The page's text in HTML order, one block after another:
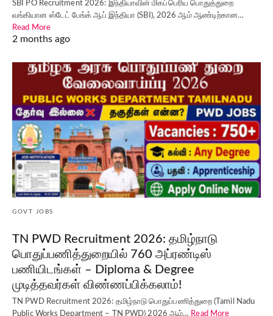
SBI PO Recruitment 2026: இந்தியாவின் மிகப்பெரிய பொதுத்துறை
வங்கியான ஸ்டேட் பேங்க் ஆப் இந்தியா (SBI), 2026 ஆம் ஆண்டிற்கான…
Read More
2 months ago
GOVT JOBS
TN PWD Recruitment 2026: தமிழ்நாடு
பொதுப்பணித்துறையில் 760 அப்ரண்டிஸ்
பணியிடங்கள் – Diploma & Degree
முடித்தவர்கள் விண்ணப்பிக்கலாம்!
TN PWD Recruitment 2026: தமிழ்நாடு பொதுப்பணித்துறை (Tamil Nadu
Public Works Department – TN PWD) 2026 ஆம்… Read More